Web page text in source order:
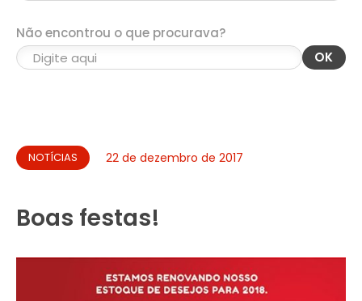
Não encontrou o que procurava?
OK
NOTÍCIAS 22 de dezembro de 2017
Boas festas!